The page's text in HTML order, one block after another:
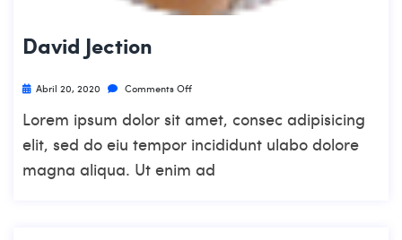
David Jection
Abril 20, 2020 Comments Off
Lorem ipsum dolor sit amet, consec adipisicing
elit, sed do eiu tempor incididunt ulabo dolore
magna aliqua. Ut enim ad